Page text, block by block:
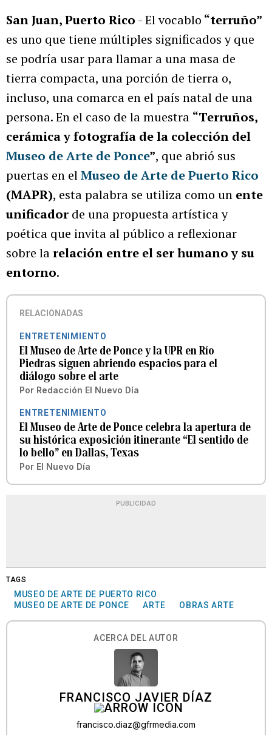
San Juan, Puerto Rico - El vocablo “terruño”
es uno que tiene múltiples significados y que
se podría usar para llamar a una masa de
tierra compacta, una porción de tierra o,
incluso, una comarca en el país natal de una
persona. En el caso de la muestra “Terruños,
cerámica y fotografía de la colección del
Museo de Arte de Ponce”, que abrió sus
puertas en elMuseo de Arte de Puerto Rico
(MAPR), esta palabra se utiliza como un ente
unificador de una propuesta artística y
poética que invita al público a reflexionar
sobre larelación entre el ser humano y su
entorno.
RELACIONADAS
ENTRETENIMIENTO
El Museo de Arte de Ponce y la UPR en Río
Piedras siguen abriendo espacios para el
diálogo sobre el arte
Por Redacción El Nuevo Día
ENTRETENIMIENTO
El Museo de Arte de Ponce celebra la apertura de
su histórica exposición itinerante “El sentido de
lo bello” en Dallas, Texas
Por El Nuevo Día
PUBLICIDAD
TAGS
MUSEO DE ARTE DE PUERTO RICO
MUSEO DE ARTE DE PONCE
ARTE OBRAS ARTE
ACERCA DEL AUTOR
FRANCISCO JAVIER DÍAZ
francisco.diaz@gfrmedia.com